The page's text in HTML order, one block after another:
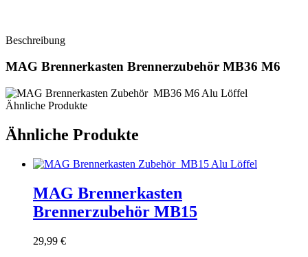
Beschreibung
MAG Brennerkasten Brennerzubehör MB36 M6
Ähnliche Produkte
Ähnliche Produkte
MAG Brennerkasten
Brennerzubehör MB15
29,99 €